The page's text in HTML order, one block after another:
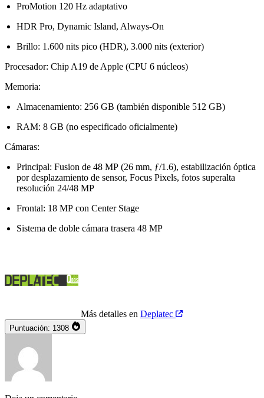
ProMotion 120 Hz adaptativo
HDR Pro, Dynamic Island, Always-On
Brillo: 1.600 nits pico (HDR), 3.000 nits (exterior)
Procesador: Chip A19 de Apple (CPU 6 núcleos)
Memoria:
Almacenamiento: 256 GB (también disponible 512 GB)
RAM: 8 GB (no especificado oficialmente)
Cámaras:
Principal: Fusion de 48 MP (26 mm, ƒ/1.6), estabilización óptica
por desplazamiento de sensor, Focus Pixels, fotos superalta
resolución 24/48 MP
Frontal: 18 MP con Center Stage
Sistema de doble cámara trasera 48 MP
Más detalles en Deplatec
Puntuación: 1308